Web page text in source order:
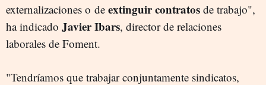
externalizaciones o de extinguircontratos de trabajo",
ha indicado JavierIbars, director de relaciones
laborales de Foment.
"Tendríamos que trabajar conjuntamente sindicatos,